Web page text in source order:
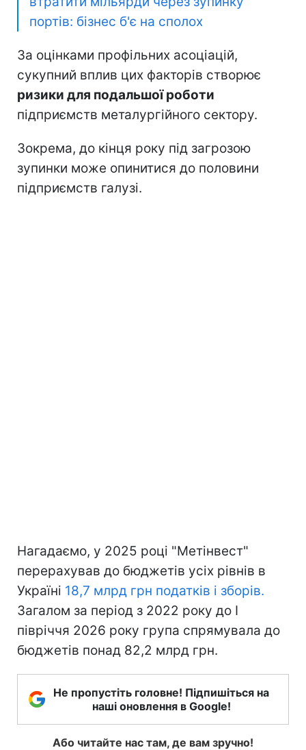
портів: бізнес б'є на сполох
За оцінками профільних асоціацій,
сукупний вплив цих факторів створює
ризики для подальшої роботи
підприємств металургійного сектору.
Зокрема, до кінця року під загрозою
зупинки може опинитися до половини
підприємств галузі.
Нагадаємо, у 2025 році "Метінвест"
перерахував до бюджетів усіх рівнів в
Україні 18,7 млрд грн податків і зборів.
Загалом за період з 2022 року до I
півріччя 2026 року група спрямувала до
бюджетів понад 82,2 млрд грн.
Не пропустіть головне! Підпишіться на
наші оновлення в Google!
Або читайте нас там, де вам зручно!